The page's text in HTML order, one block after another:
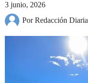
3 junio, 2026
Por Redacción